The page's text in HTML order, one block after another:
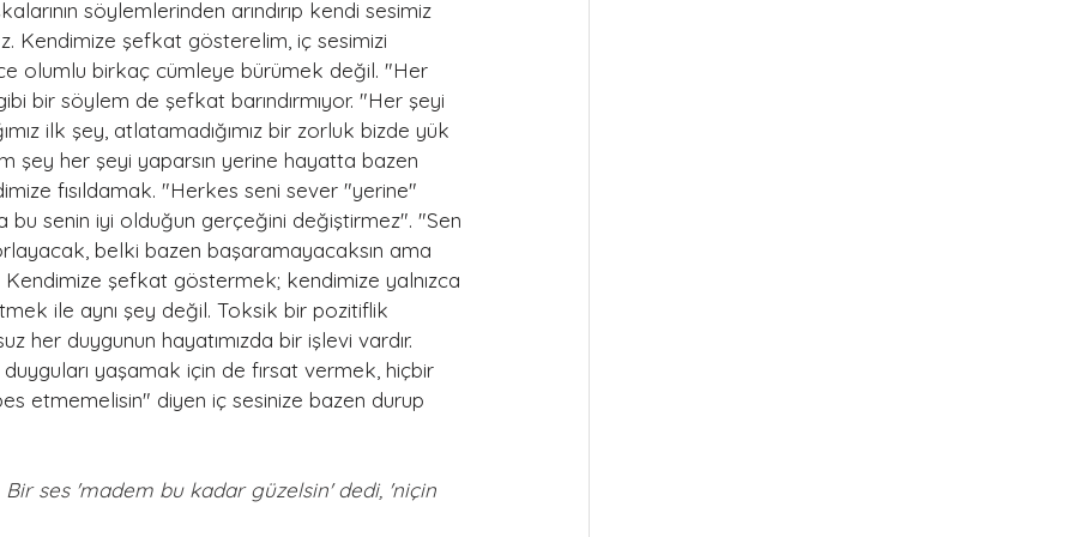
söylemlerinden arındırıp kendi sesimiz
Kendimize şefkat gösterelim, iç sesimizi
olumlu birkaç cümleye bürümek değil. "Her
bir söylem de şefkat barındırmıyor. "Her şeyi
ilk şey, atlatamadığımız bir zorluk bizde yük
şey her şeyi yaparsın yerine hayatta bazen
fısıldamak. "Herkes seni sever "yerine"
senin iyi olduğun gerçeğini değiştirmez". "Sen
belki bazen başaramayacaksın ama
şefkat göstermek; kendimize yalnızca
ile aynı şey değil. Toksik bir pozitiflik
duygunun hayatımızda bir işlevi vardır.
yaşamak için de fırsat vermek, hiçbir
etmemelisin" diyen iç sesinize bazen durup
ses 'madem bu kadar güzelsin' dedi, 'niçin